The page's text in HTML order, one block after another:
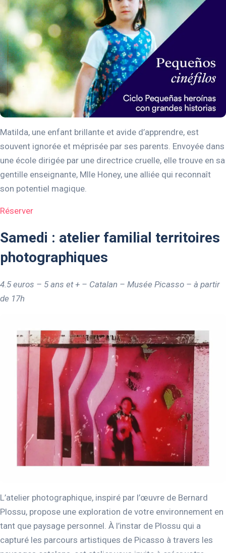
Matilda, une enfant brillante et avide d’apprendre, est
souvent ignorée et méprisée par ses parents. Envoyée dans
une école dirigée par une directrice cruelle, elle trouve en sa
gentille enseignante, Mlle Honey, une alliée qui reconnaît
son potentiel magique.
Réserver
Samedi : atelier familial territoires
photographiques
4.5 euros – 5 ans et + – Catalan – Musée Picasso – à partir
de 17h
L’atelier photographique, inspiré par l’œuvre de Bernard
Plossu, propose une exploration de votre environnement en
tant que paysage personnel. À l’instar de Plossu qui a
capturé les parcours artistiques de Picasso à travers les